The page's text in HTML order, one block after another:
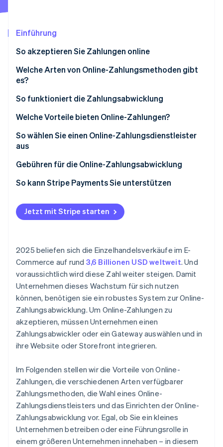
CO₂-Entnahme
Identity
Online-Identitätsprüfung
Stripe-Sessions 2026
Erfahren Sie, wie Stripe Lösungen für
Einführung
So akzeptieren Sie Zahlungen online
Zahlungsabwickler auswählen
Zahlungsgateway integrieren
Optimieren und überwachen
Welche Arten von Online-Zahlungsmethoden gibt
es?
So funktioniert die Zahlungsabwicklung
Welche Vorteile bieten Online-Zahlungen?
So wählen Sie einen Online-Zahlungsdienstleister
aus
Gebühren für die Online-Zahlungsabwicklung
So kann Stripe Payments Sie unterstützen
Jetzt mit Stripe starten
2025 beliefen sich die Einzelhandelsverkäufe im E-
Commerce auf rund 3,6 Billionen USD weltweit. Und
voraussichtlich wird diese Zahl weiter steigen. Damit
Unternehmen dieses Wachstum für sich nutzen
können, benötigen sie ein robustes System zur Online-
Zahlungsabwicklung. Um Online-Zahlungen zu
akzeptieren, müssen Unternehmen einen
Zahlungsabwickler oder ein Gateway auswählen und in
ihre Website oder Storefront integrieren.
Im Folgenden stellen wir die Vorteile von Online-
Zahlungen, die verschiedenen Arten verfügbarer
Zahlungsmethoden, die Wahl eines Online-
Zahlungsdienstleisters und das Einrichten der Online-
Zahlungsabwicklung vor. Egal, ob Sie ein kleines
Unternehmen betreiben oder eine Führungsrolle in
einem größeren Unternehmen innehaben – in diesem